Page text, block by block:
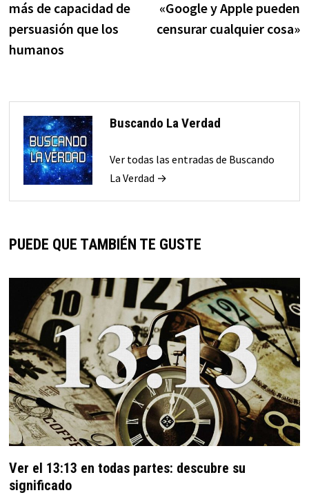
entradas
más de capacidad de
persuasión que los
humanos
«Google y Apple pueden
censurar cualquier cosa»
Buscando La Verdad
Ver todas las entradas de Buscando
La Verdad →
PUEDE QUE TAMBIÉN TE GUSTE
Ver el 13:13 en todas partes: descubre su
significado